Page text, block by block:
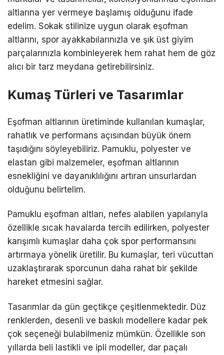
altlarına yer vermeye başlamış olduğunu ifade
edelim. Sokak stilinize uygun olarak eşofman
altlarını, spor ayakkabılarınızla ve şık üst giyim
parçalarınızla kombinleyerek hem rahat hem de göz
alıcı bir tarz meydana getirebilirsiniz.
Kumaş Türleri ve Tasarımlar
Eşofman altlarının üretiminde kullanılan kumaşlar,
rahatlık ve performans açısından büyük önem
taşıdığını söyleyebiliriz. Pamuklu, polyester ve
elastan gibi malzemeler, eşofman altlarının
esnekliğini ve dayanıklılığını artıran unsurlardan
olduğunu belirtelim.
Pamuklu eşofman altları, nefes alabilen yapılarıyla
özellikle sıcak havalarda tercih edilirken, polyester
karışımlı kumaşlar daha çok spor performansını
artırmaya yönelik üretilir. Bu kumaşlar, teri vücuttan
uzaklaştırarak sporcunun daha rahat bir şekilde
hareket etmesini sağlar.
Tasarımlar da gün geçtikçe çeşitlenmektedir. Düz
renklerden, desenli ve baskılı modellere kadar pek
çok seçeneği bulabilmeniz mümkün. Özellikle son
yıllarda beli lastikli ve ipli modeller, dar paçalı